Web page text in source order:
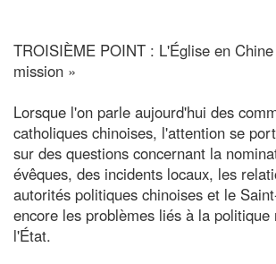
TROISIÈME POINT : L'Église en
mission »
Lorsque l'on parle aujourd'hui des
catholiques chinoises, l'attention se
sur des questions concernant la
évêques, des incidents locaux, les
autorités politiques chinoises et le
encore les problèmes liés à la politique
l'État.